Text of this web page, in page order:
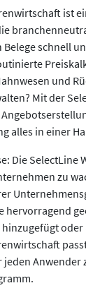
ist
Belege schnell
und
Mit der
alles in einer
Die SelectLine
zu
hervorragend
jeden